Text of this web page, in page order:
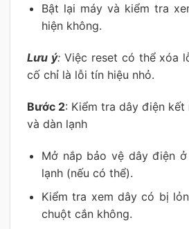
Bật lại máy và kiểm tra
hiện không.
Lưu ý:Việc reset có thể xóa
cố chỉ là lỗi tín hiệu nhỏ.
Bước 2: Kiểm tra dây điện kết
và dàn lạnh
Mở nắp bảo vệ dây điện
lạnh (nếu có thể).
Kiểm tra xem dây có bị
chuột cắn không.